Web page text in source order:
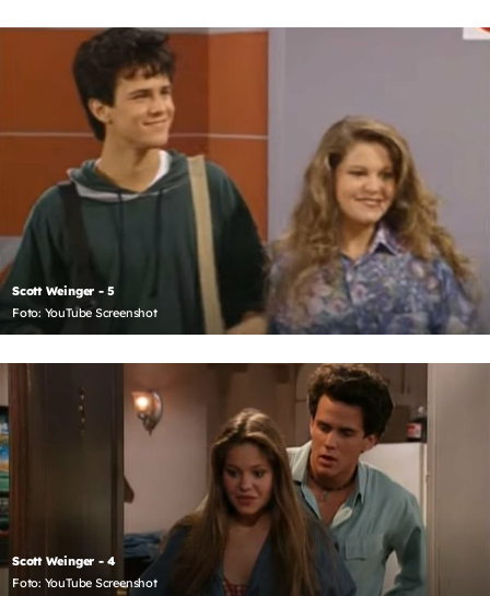
Scott Weinger - 5
Foto: YouTube Screenshot
Scott Weinger - 4
Foto: YouTube Screenshot